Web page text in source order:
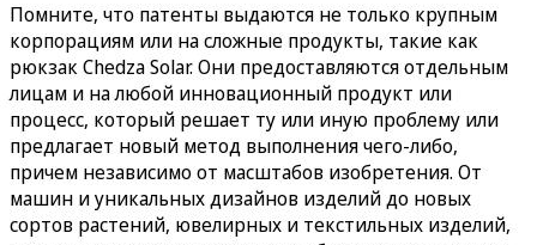
Помните, что патенты выдаются не только крупным
корпорациям или на сложные продукты, такие как
рюкзак Chedza Solar. Они предоставляются отдельным
лицам и на любой инновационный продукт или
процесс, который решает ту или иную проблему или
предлагает новый метод выполнения чего-либо,
причем независимо от масштабов изобретения. От
машин и уникальных дизайнов изделий до новых
сортов растений, ювелирных и текстильных изделий,